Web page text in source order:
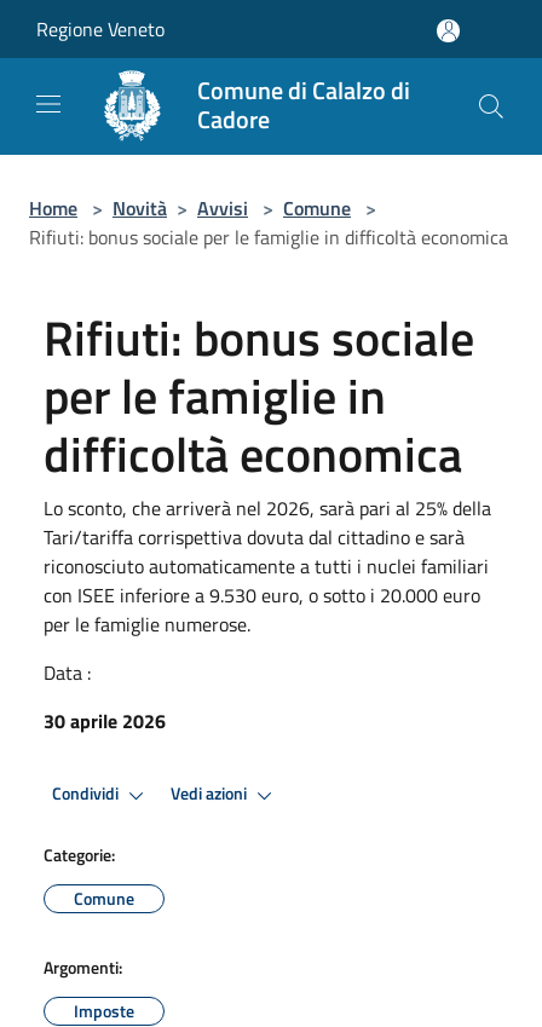
Regione Veneto
Comune di Calalzo di
Cadore
Home > Novità > Avvisi > Comune >
Rifiuti: bonus sociale per le famiglie in difficoltà economica
Rifiuti: bonus sociale
per le famiglie in
difficoltà economica
Lo sconto, che arriverà nel 2026, sarà pari al 25% della
Tari/tariffa corrispettiva dovuta dal cittadino e sarà
riconosciuto automaticamente a tutti i nuclei familiari
con ISEE inferiore a 9.530 euro, o sotto i 20.000 euro
per le famiglie numerose.
Data :
30 aprile 2026
Condividi Vedi azioni
Categorie:
Comune
Argomenti:
Imposte